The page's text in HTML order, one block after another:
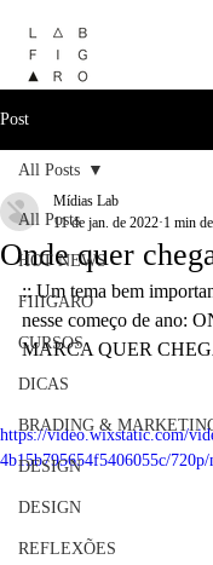
Post
All Posts
HOT NEWS
FIIIGARO
CURSOS
DICAS
BRADING &
DESIGN
DESIGN
REFLEXÕES
All Posts
Onde quer
Mídias Lab
11 de jan. de 2022 1 min
:: Um tema bem
nesse começo de ano:
MARCA QUER
https://video.wixstatic.com/
4b15b795654f5406055c/